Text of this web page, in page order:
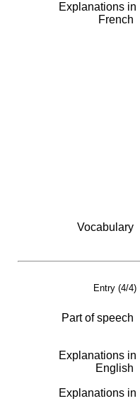
Explanations in
French
Vocabulary
Entry (4/4)
Part of speech
Explanations in
English
Explanations in